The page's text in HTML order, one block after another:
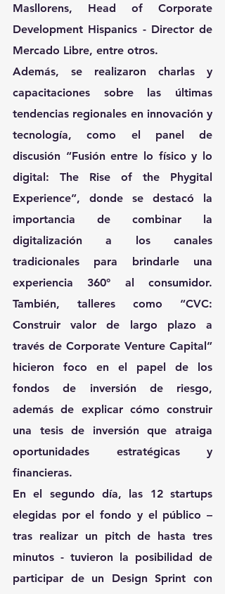
Masllorens, Head of Corporate
Mercado Libre, entre otros.
Además, se realizaron charlas y
capacitaciones sobre las últimas
tendencias regionales en innovación y
tecnología, como el panel de
discusión “Fusión entre lo físico y lo
digital: The Rise of the Phygital
Experience”, donde se destacó la
importancia de combinar la
digitalización a los canales
tradicionales para brindarle una
experiencia 360° al consumidor.
También, talleres como “CVC:
Construir valor de largo plazo a
través de Corporate Venture Capital”
hicieron foco en el papel de los
fondos de inversión de riesgo,
además de explicar cómo construir
una tesis de inversión que atraiga
oportunidades estratégicas y
financieras.
En el segundo día, las 12 startups
elegidas por el fondo y el público –
tras realizar un pitch de hasta tres
minutos - tuvieron la posibilidad de
participar de un Design Sprint con